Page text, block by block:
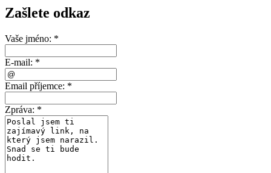
Zašlete odkaz
Vaše jméno: *
E-mail: *
Email příjemce: *
Zpráva: *